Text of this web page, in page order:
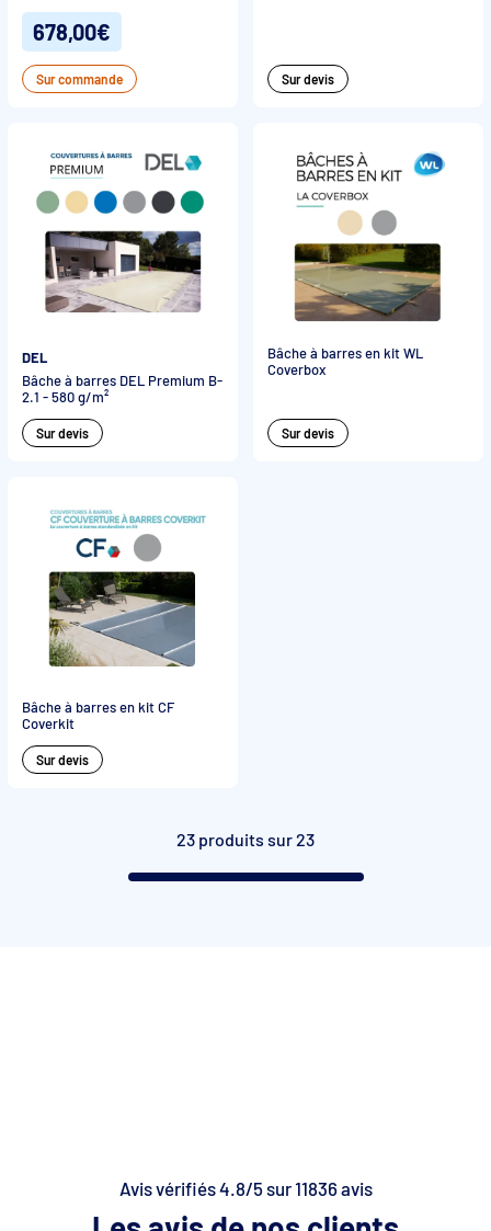
678,00€
Sur commande Sur devis
DEL
Bâche à barres DEL Premium B-
2.1 - 580 g/m²
Sur devis
Bâche à barres en kit WL
Coverbox
Sur devis
Bâche à barres en kit CF
Coverkit
Sur devis
23 produits sur 23
Avis vérifiés 4.8/5 sur 11836 avis